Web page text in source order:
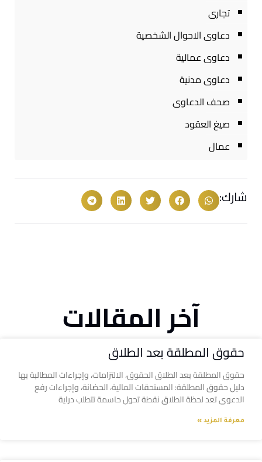
تجارى
دعاوى الاحوال الشخصية
دعاوى عمالية
دعاوى مدنية
صحف الدعاوى
صيغ العقود
عمال
شارك:
آخر المقالات
حقوق المطلقة بعد الطلاق
حقوق المطلقة بعد الطلاق الحقوق، الالتزامات، وإجراءات المطالبة بها
دليل حقوق المطلقة: المستحقات المالية، الحضانة، وإجراءات رفع
الدعوى تعد لحظة الطلاق نقطة تحول حاسمة تتطلب دراية
معرفة المزيد »